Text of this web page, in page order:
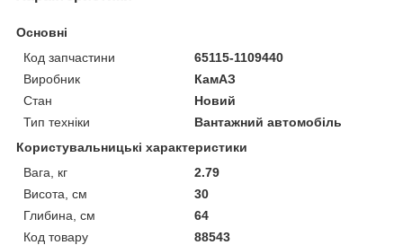
Основні
Код запчастини
65115-1109440
Виробник
КамАЗ
Стан
Новий
Тип техніки
Вантажний автомобіль
Користувальницькі характеристики
Вага, кг
2.79
Висота, см
30
Глибина, см
64
Код товару
88543